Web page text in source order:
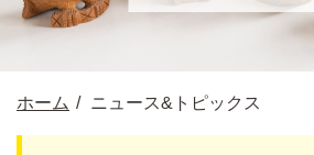
ホーム ニュース&トピックス